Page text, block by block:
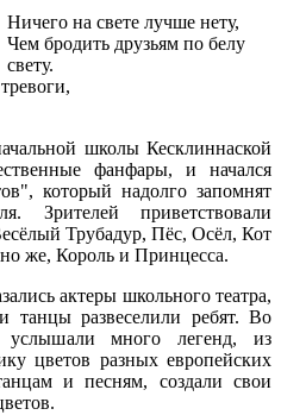
Ничего на свете лучше нету,
Чем бродить друзьям по белу
свету.
школы Кесклиннаской
фанфары, и начался
который надолго запомнят
Зрителей приветствовали
Трубадур, Пёс, Осёл, Кот
же, Король и Принцесса.
актеры школьного театра,
танцы развеселили ребят. Во
услышали много легенд, из
цветов разных европейских
и песням, создали свои